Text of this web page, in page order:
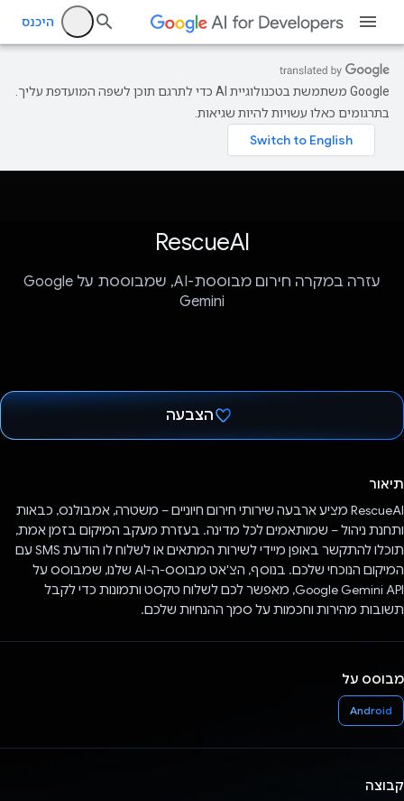
היכנס
‫Google משתמשת בטכנולוגיית AI כדי לתרגם תוכן לשפה המועדפת עליך.
בתרגומים כאלו עשויות להיות שגיאות.
RescueAI
עזרה במקרה חירום מבוססת-AI, שמבוססת על Google
Gemini
הצבעה
תיאור
RescueAI מציע ארבעה שירותי חירום חיוניים – משטרה, אמבולנס, כבאות
ותחנת ניהול – שמותאמים לכל מדינה. בעזרת מעקב המיקום בזמן אמת,
תוכלו להתקשר באופן מיידי לשירות המתאים או לשלוח לו הודעת SMS עם
המיקום הנוכחי שלכם. בנוסף, הצ'אט מבוסס-ה-AI שלנו, שמבוסס על
Google Gemini API, מאפשר לכם לשלוח טקסט ותמונות כדי לקבל
תשובות מהירות וחכמות על סמך ההנחיות שלכם.
מבוסס על
Android
קבוצה